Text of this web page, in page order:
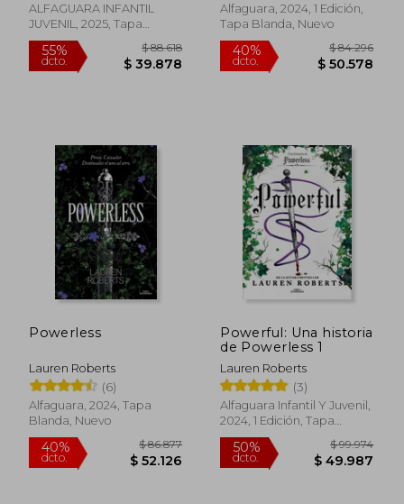
40%
dcto.
$ 56.802
$ 34.081
50%
dcto.
ALFAGUARA INFANTIL
JUVENIL, 2025, Tapa
Blanda, Nuevo
Alfaguara, 2024, 1 Edición,
Tapa Blanda, Nuevo
Powerless
Lauren Roberts
(6)
Alfaguara, 2024, Tapa
Blanda, Nuevo
Powerful: Una historia
de Powerless 1
Lauren Roberts
(3)
Alfaguara Infantil Y Juvenil,
2024, 1 Edición, Tapa
Blanda, Nuevo